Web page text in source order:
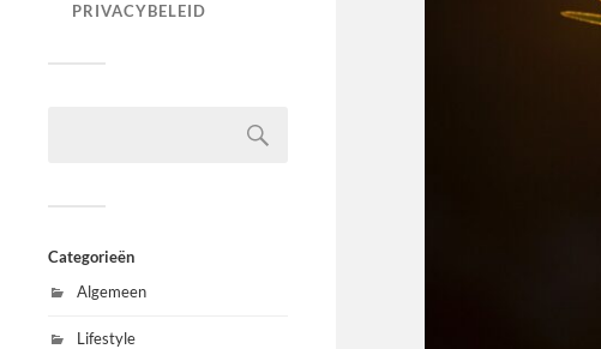
PRIVACYBELEID
Categorieën
Algemeen
Lifestyle